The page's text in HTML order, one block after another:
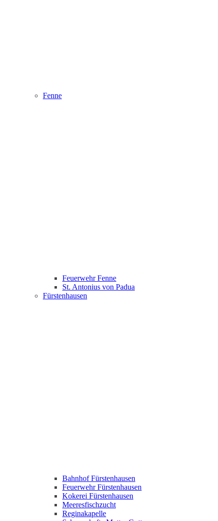
Fenne
Feuerwehr Fenne
St. Antonius von Padua
Fürstenhausen
Bahnhof Fürstenhausen
Feuerwehr Fürstenhausen
Kokerei Fürstenhausen
Meeresfischzucht
Reginakapelle